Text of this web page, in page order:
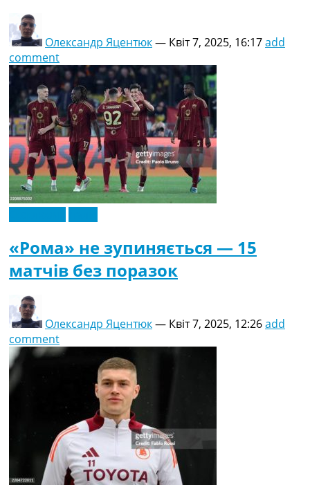
Олександр Яцентюк— Квіт 7, 2025, 16:17add
comment
«Рома» не зупиняється — 15
матчів без поразок
Олександр Яцентюк— Квіт 7, 2025, 12:26add
comment